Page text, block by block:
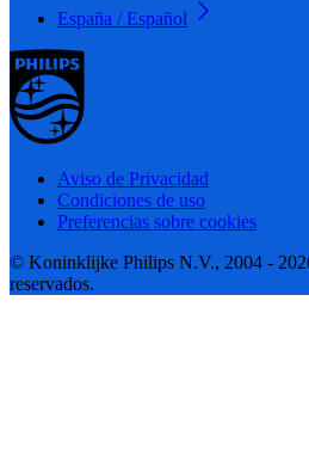
España / Español
Aviso de Privacidad
Condiciones de uso
Preferencias sobre cookies
© Koninklijke Philips N.V., 2004 -
reservados.